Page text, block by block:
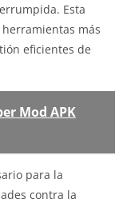
Esta
más
eficientes de
Mod APK
para la
contra la